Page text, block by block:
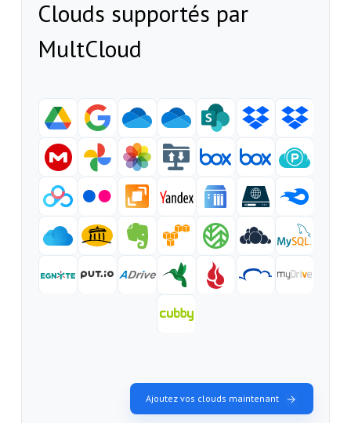
Clouds supportés par
MultCloud
Ajoutez vos clouds maintenant